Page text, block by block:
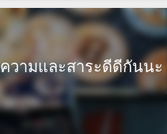
วามและสาระดีดีกันนะ